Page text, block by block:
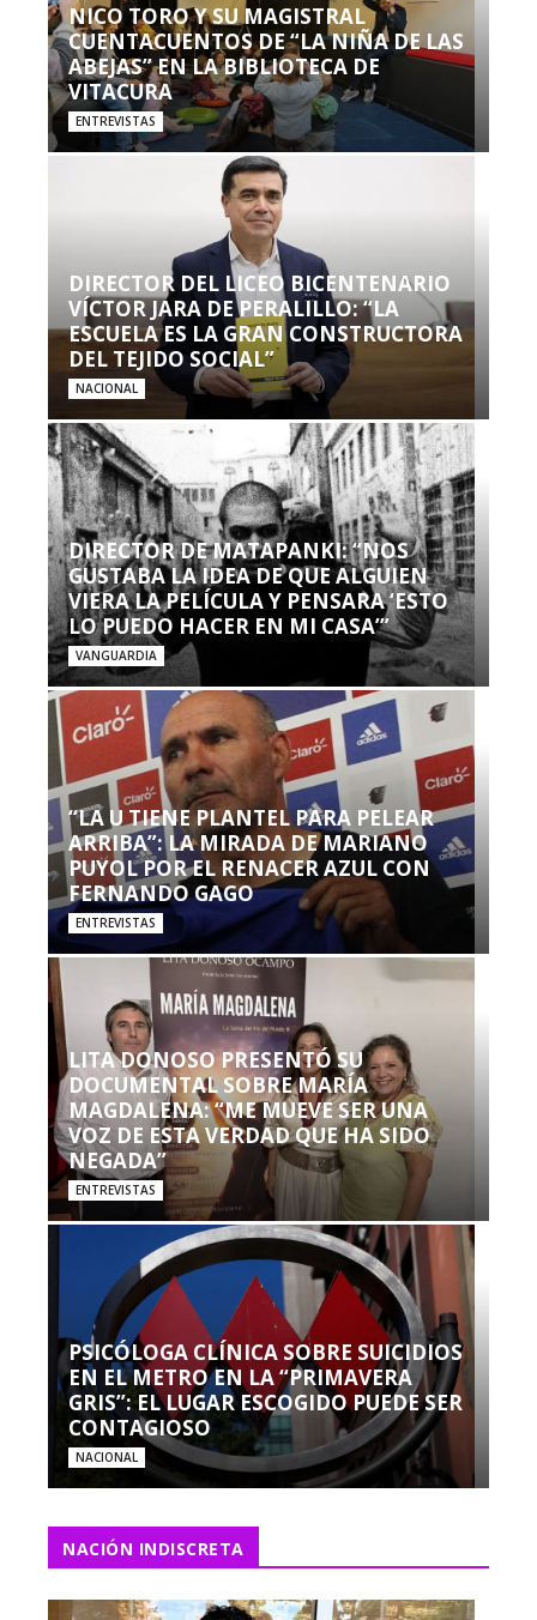
NICO TORO Y SU MAGISTRAL
CUENTACUENTOS DE “LA NIÑA DE LAS
ABEJAS” EN LA BIBLIOTECA DE
VITACURA
ENTREVISTAS
DIRECTOR DEL LICEO BICENTENARIO
VÍCTOR JARA DE PERALILLO: “LA
ESCUELA ES LA GRAN CONSTRUCTORA
DEL TEJIDO SOCIAL”
NACIONAL
DIRECTOR DE MATAPANKI: “NOS
GUSTABA LA IDEA DE QUE ALGUIEN
VIERA LA PELÍCULA Y PENSARA ‘ESTO
LO PUEDO HACER EN MI CASA’”
VANGUARDIA
“LA U TIENE PLANTEL PARA PELEAR
ARRIBA”: LA MIRADA DE MARIANO
PUYOL POR EL RENACER AZUL CON
FERNANDO GAGO
ENTREVISTAS
LITA DONOSO PRESENTÓ SU
DOCUMENTAL SOBRE MARÍA
MAGDALENA: “ME MUEVE SER UNA
VOZ DE ESTA VERDAD QUE HA SIDO
NEGADA”
ENTREVISTAS
PSICÓLOGA CLÍNICA SOBRE SUICIDIOS
EN EL METRO EN LA “PRIMAVERA
GRIS”: EL LUGAR ESCOGIDO PUEDE SER
CONTAGIOSO
NACIONAL
NACIÓN INDISCRETA